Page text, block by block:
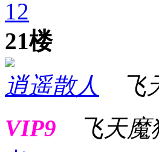
12
21楼
逍遥散人
飞
VIP9
飞天魔